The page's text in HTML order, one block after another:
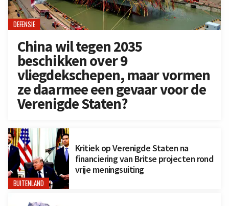
DEFENSIE
China wil tegen 2035
beschikken over 9
vliegdekschepen, maar vormen
ze daarmee een gevaar voor de
Verenigde Staten?
BUITENLAND
Kritiek op Verenigde Staten na
financiering van Britse projecten rond
vrije meningsuiting